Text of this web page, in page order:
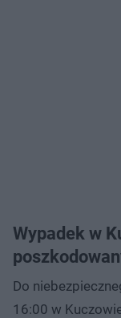
Wypadek w
Do
16:00 w